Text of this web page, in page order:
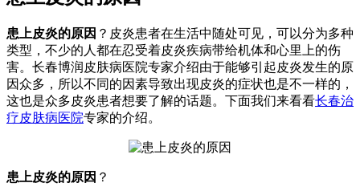
患上皮炎的原因 ？皮炎患者在生活中随处可见，可以分为多种
类型，不少的人都在忍受着皮炎疾病带给机体和心里上的伤
害。长春博润皮肤病医院专家介绍由于能够引起皮炎发生的原
因众多，所以不同的因素导致出现皮炎的症状也是不一样的，
这也是众多皮炎患者想要了解的话题。下面我们来看看长春治
疗皮肤病医院专家的介绍。
患上皮炎的原因 ？